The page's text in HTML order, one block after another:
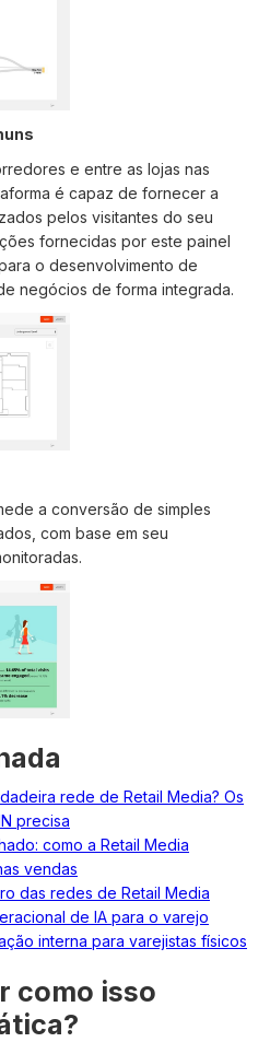
e entre as lojas nas
é capaz de fornecer a
pelos visitantes do seu
fornecidas por este painel
o desenvolvimento de
negócios de forma integrada.
a conversão de simples
com base em seu
rede de Retail Media? Os
precisa
como a Retail Media
vendas
das redes de Retail Media
de IA para o varejo
interna para varejistas físicos
como isso